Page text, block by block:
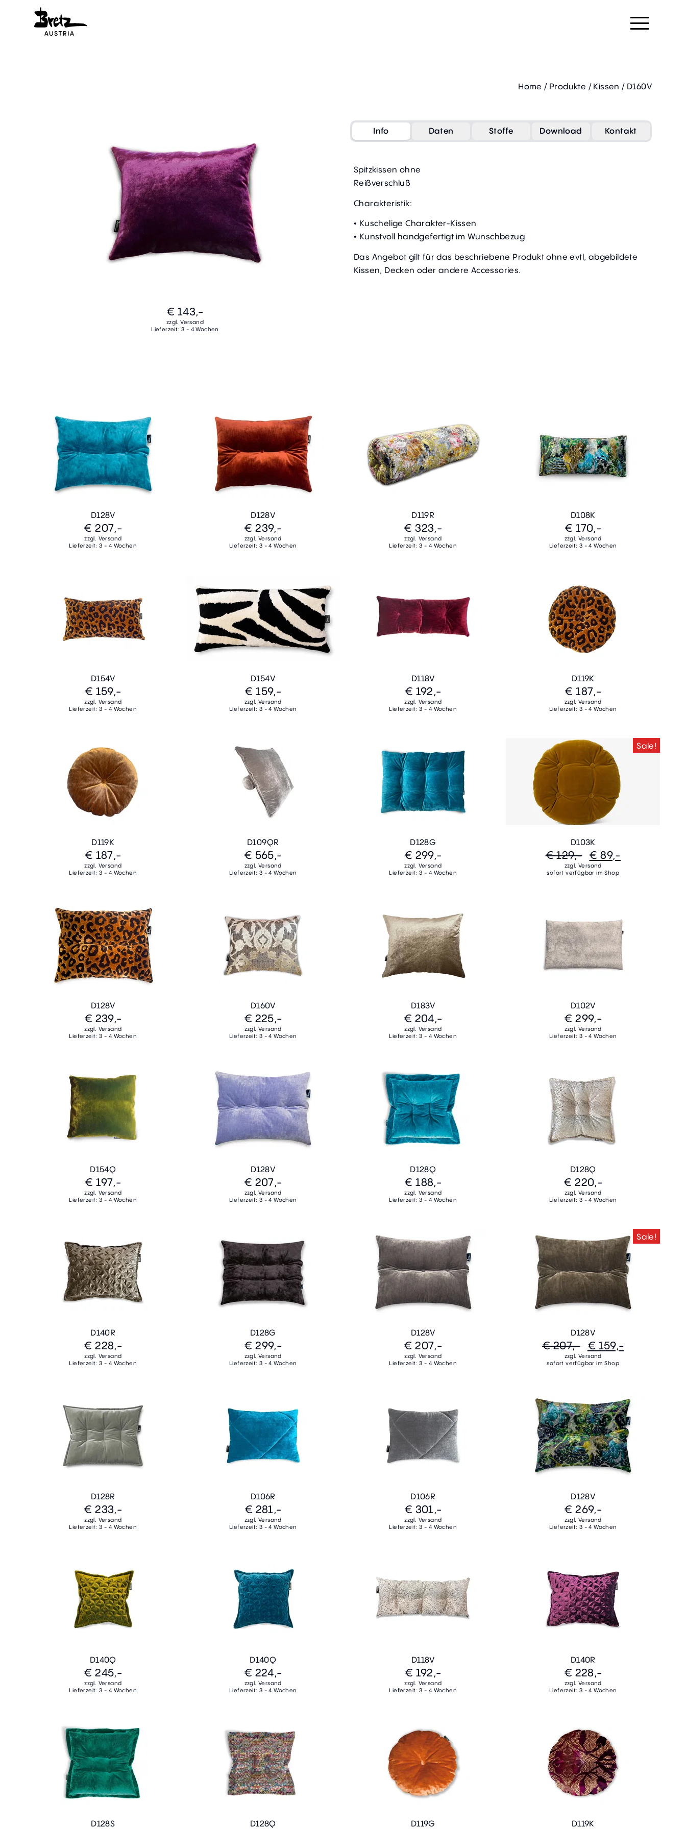
Home / Produkte / Kissen / D160V
€ 143,-
zzgl. Versand
Lieferzeit: 3 - 4 Wochen
Info Daten Stoffe Download Kontakt
Spitzkissen ohne
Reißverschluß
Charakteristik:
• Kuschelige Charakter-Kissen
• Kunstvoll handgefertigt im Wunschbezug
Das Angebot gilt für das beschriebene Produkt ohne evtl, abgebildete
Kissen, Decken oder andere Accessories.
D128V
€ 207,-
zzgl. Versand
Lieferzeit: 3 - 4 Wochen
D128V
€ 239,-
zzgl. Versand
Lieferzeit: 3 - 4 Wochen
D119R
€ 323,-
zzgl. Versand
Lieferzeit: 3 - 4 Wochen
D108K
€ 170,-
zzgl. Versand
Lieferzeit: 3 - 4 Wochen
D154V
€ 159,-
zzgl. Versand
Lieferzeit: 3 - 4 Wochen
D154V
€ 159,-
zzgl. Versand
Lieferzeit: 3 - 4 Wochen
D118V
€ 192,-
zzgl. Versand
Lieferzeit: 3 - 4 Wochen
D119K
€ 187,-
zzgl. Versand
Lieferzeit: 3 - 4 Wochen
D119K
€ 187,-
zzgl. Versand
Lieferzeit: 3 - 4 Wochen
D109QR
€ 565,-
zzgl. Versand
Lieferzeit: 3 - 4 Wochen
D128G
€ 299,-
zzgl. Versand
Lieferzeit: 3 - 4 Wochen
Sale!
D103K
€ 129,- € 89,-
zzgl. Versand
sofort verfügbar im Shop
D128V
€ 239,-
zzgl. Versand
Lieferzeit: 3 - 4 Wochen
D160V
€ 225,-
zzgl. Versand
Lieferzeit: 3 - 4 Wochen
D183V
€ 204,-
zzgl. Versand
Lieferzeit: 3 - 4 Wochen
D102V
€ 299,-
zzgl. Versand
Lieferzeit: 3 - 4 Wochen
D154Q
€ 197,-
zzgl. Versand
Lieferzeit: 3 - 4 Wochen
D128V
€ 207,-
zzgl. Versand
Lieferzeit: 3 - 4 Wochen
D128Q
€ 188,-
zzgl. Versand
Lieferzeit: 3 - 4 Wochen
D128Q
€ 220,-
zzgl. Versand
Lieferzeit: 3 - 4 Wochen
D140R
€ 228,-
zzgl. Versand
Lieferzeit: 3 - 4 Wochen
D128G
€ 299,-
zzgl. Versand
Lieferzeit: 3 - 4 Wochen
D128V
€ 207,-
zzgl. Versand
Lieferzeit: 3 - 4 Wochen
Sale!
D128V
€ 207,- € 159,-
zzgl. Versand
sofort verfügbar im Shop
D128R
€ 233,-
zzgl. Versand
Lieferzeit: 3 - 4 Wochen
D106R
€ 281,-
zzgl. Versand
Lieferzeit: 3 - 4 Wochen
D106R
€ 301,-
zzgl. Versand
Lieferzeit: 3 - 4 Wochen
D128V
€ 269,-
zzgl. Versand
Lieferzeit: 3 - 4 Wochen
D140Q
€ 245,-
zzgl. Versand
Lieferzeit: 3 - 4 Wochen
D140Q
€ 224,-
zzgl. Versand
Lieferzeit: 3 - 4 Wochen
D118V
€ 192,-
zzgl. Versand
Lieferzeit: 3 - 4 Wochen
D140R
€ 228,-
zzgl. Versand
Lieferzeit: 3 - 4 Wochen
D128S D128Q D119G D119K